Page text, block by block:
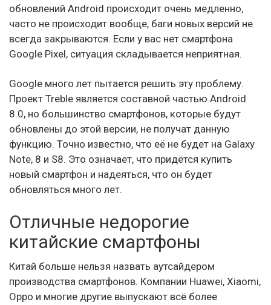
обновлений Android происходит очень медленно,
часто не происходит вообще, баги новых версий не
всегда закрываются. Если у вас нет смартфона
Google Pixel, ситуация складывается неприятная.
Google много лет пытается решить эту проблему.
Проект Treble является составной частью Android
8.0, но большинство смартфонов, которые будут
обновлены до этой версии, не получат данную
функцию. Точно известно, что её не будет на Galaxy
Note, 8 и S8. Это означает, что придётся купить
новый смартфон и надеяться, что он будет
обновляться много лет.
Отличные недорогие
китайские смартфоны
Китай больше нельзя назвать аутсайдером
производства смартфонов. Компании Huawei, Xiaomi,
Oppo и многие другие выпускают всё более